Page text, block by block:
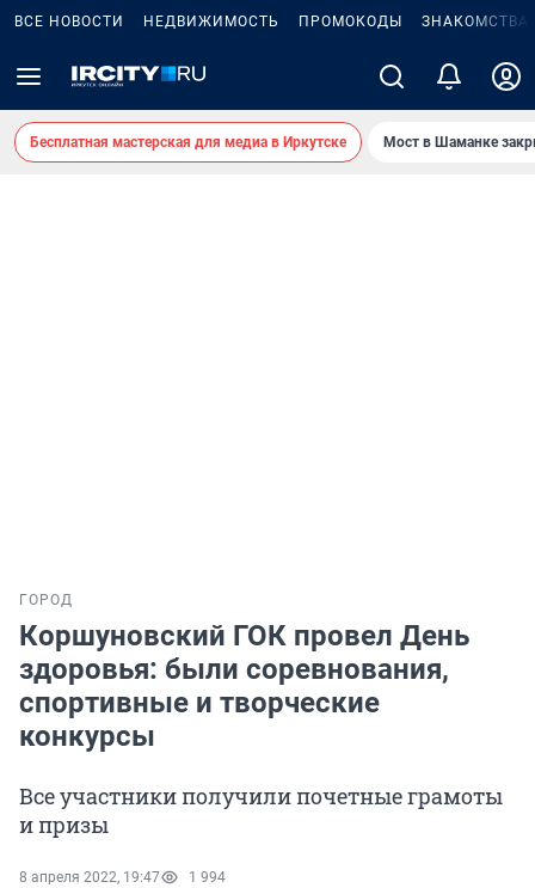
ВСЕ НОВОСТИ НЕДВИЖИМОСТЬ ПРОМОКОДЫ ЗНАКОМСТВА
Бесплатная мастерская для медиа в Иркутске Мост в Шаманке
ГОРОД
Коршуновский ГОК провел День
здоровья: были соревнования,
спортивные и творческие
конкурсы
Все участники получили почетные грамоты
и призы
8 апреля 2022, 19:47 1 994